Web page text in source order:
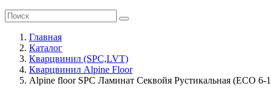
Главная
Каталог
Кварцвинил (SPC,LVT)
Кварцвинил Alpine Floor
Alpine floor SPC Ламинат Секвойя Рустикальная (ЕСО 6-